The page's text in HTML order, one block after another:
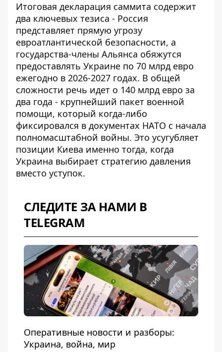
Итоговая декларация саммита содержит
два ключевых тезиса - Россия
представляет прямую угрозу
евроатлантической безопасности, а
государства-члены Альянса обяжутся
предоставлять Украине по 70 млрд евро
ежегодно в 2026-2027 годах. В общей
сложности речь идет о 140 млрд евро за
два года - крупнейший пакет военной
помощи, который когда-либо
фиксировался в документах НАТО с начала
полномасштабной войны. Это усугубляет
позиции Киева именно тогда, когда
Украина выбирает стратегию давления
вместо уступок.
СЛЕДИТЕ ЗА НАМИ В
TELEGRAM
Оперативные новости и разборы:
Украина, война, мир